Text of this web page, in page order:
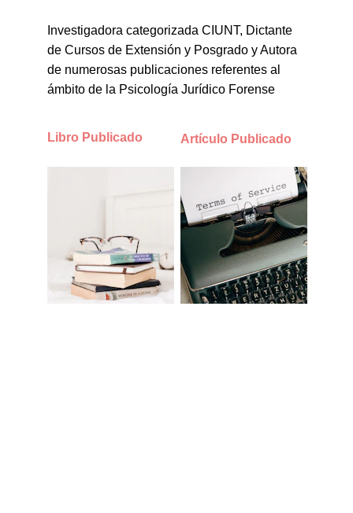
Artículo Publicado
Investigadora categorizada CIUNT, Dictante
de Cursos de Extensión y Posgrado y Autora
de numerosas publicaciones referentes al
ámbito de la Psicología Jurídico Forense
Libro Publicado